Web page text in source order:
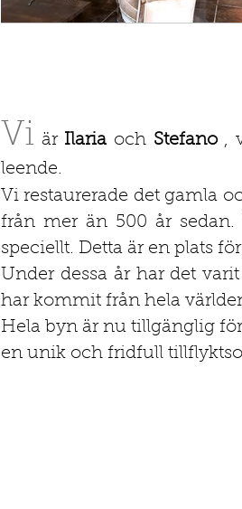
Vi är Ilaria och Stefano,
leende.
Vi restaurerade det gamla
från mer än 500 år
speciellt. Detta är en plats
Under dessa år har det
har kommit från hela
Hela byn är nu tillgänglig
en unik och fridfull